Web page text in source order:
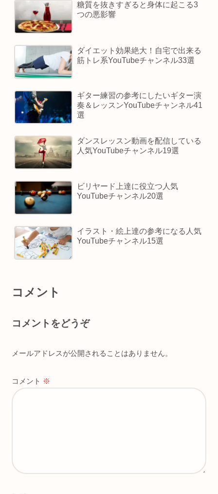
糖質を抜きすぎると身体に起こる3
つの悪影響
ダイエット効果絶大！自宅で出来る
筋トレ系YouTubeチャンネル33選
ギター練習の参考にしたいギター演
奏＆レッスンYouTubeチャンネル41
選
ダンスレッスン動画を配信している
人気YouTubeチャンネル19選
ビリヤード上達に役立つ人気
YouTubeチャンネル20選
イラスト・絵上達の参考になる人気
YouTubeチャンネル15選
コメント
コメントをどうぞ
メールアドレスが公開されることはありません。
コメント ※